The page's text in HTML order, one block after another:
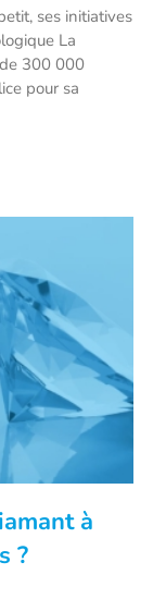
ses initiatives
La
300 000
pour sa
à
?